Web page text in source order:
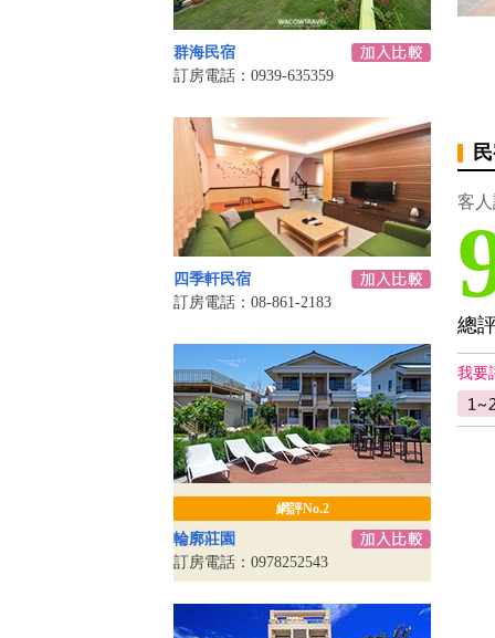
群海民宿
訂房電話：0939-635359
四季軒民宿
訂房電話：08-861-2183
網評No.2
輪廓莊園
訂房電話：0978252543
客
總
我要